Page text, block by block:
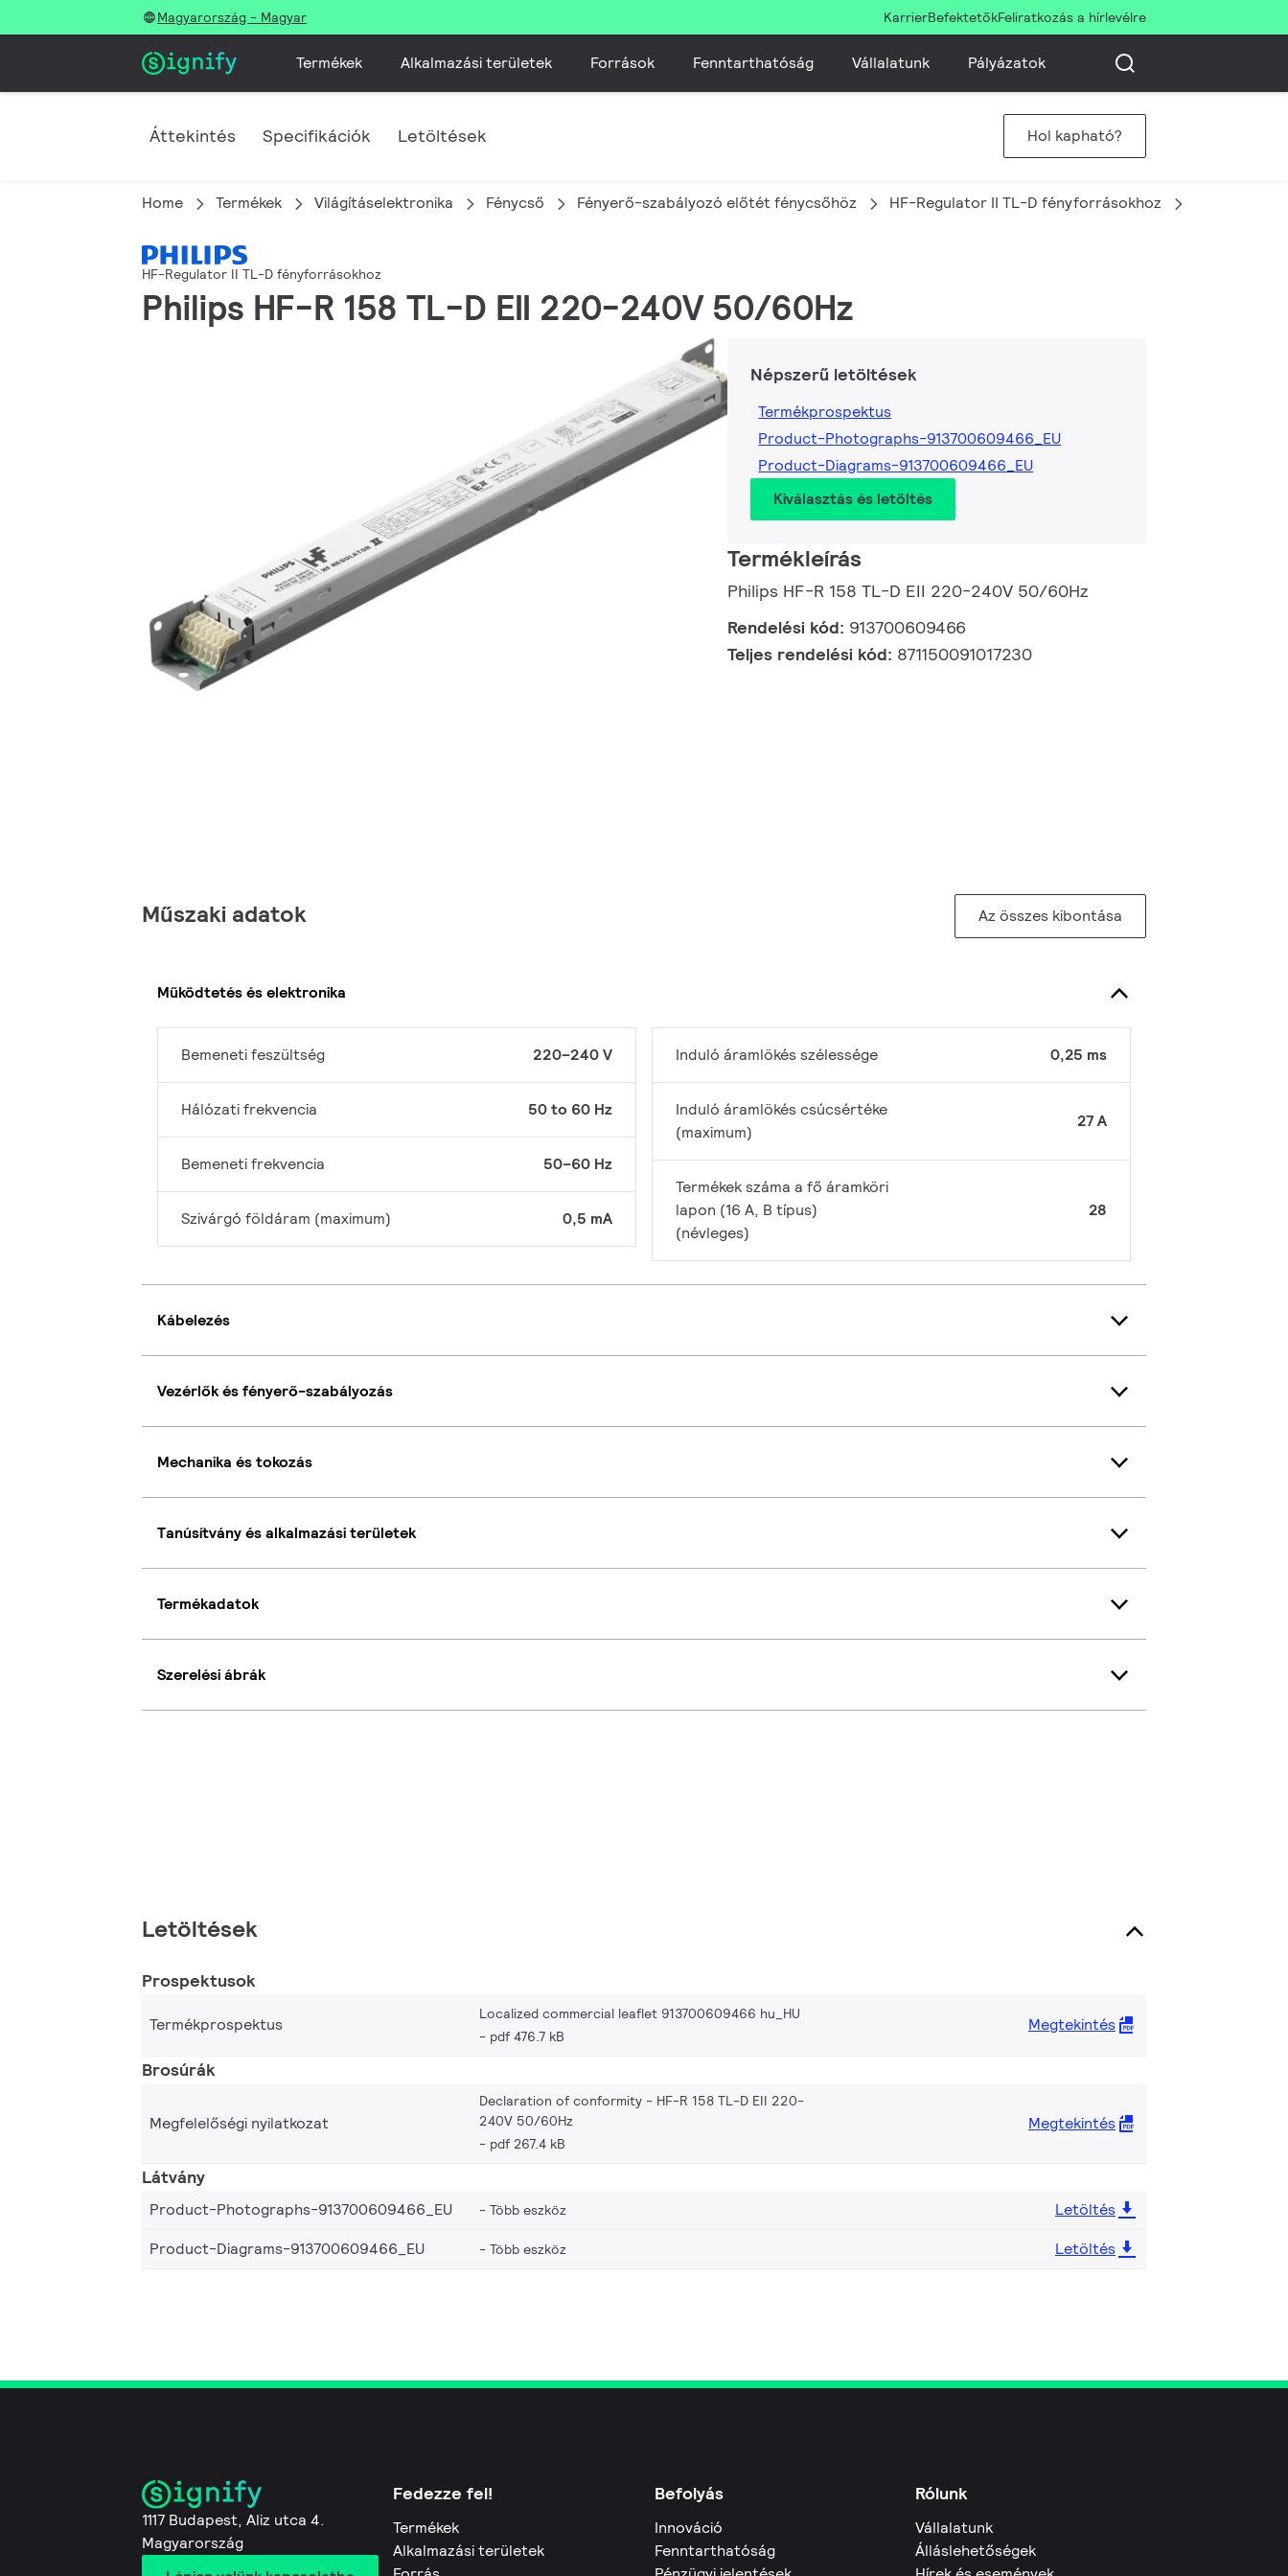
Magyarország - Magyar KarrierBefektetőkFeliratkozás a hírlevélre
Termékek Alkalmazási területek Források Fenntarthatóság Vállalatunk Pályázatok
Áttekintés Specifikációk Letöltések Hol kapható?
Home Termékek Világításelektronika Fénycső Fényerő-szabályozó előtét fénycsőhöz HF-Regulator II TL-D fényforrásokhoz
HF-Regulator II TL-D fényforrásokhoz
Philips HF-R 158 TL-D EII 220-240V 50/60Hz
Népszerű letöltések
Termékprospektus
Product-Photographs-913700609466_EU
Product-Diagrams-913700609466_EU
Kiválasztás és letöltés
Termékleírás
Philips HF-R 158 TL-D EII 220-240V 50/60Hz
Rendelési kód: 913700609466
Teljes rendelési kód: 871150091017230
Műszaki adatok Az összes kibontása
Működtetés és elektronika
Bemeneti feszültség 220–240 V
Hálózati frekvencia 50 to 60 Hz
Bemeneti frekvencia 50–60 Hz
Szivárgó földáram (maximum) 0,5 mA
Induló áramlökés szélessége 0,25 ms
Induló áramlökés csúcsértéke
(maximum)
27 A
Termékek száma a fő áramköri
lapon (16 A, B típus)
(névleges)
28
Kábelezés
Vezérlők és fényerő-szabályozás
Mechanika és tokozás
Tanúsítvány és alkalmazási területek
Termékadatok
Szerelési ábrák
Letöltések
Prospektusok
Termékprospektus
Localized commercial leaflet 913700609466 hu_HU
pdf 476.7 kB
Megtekintés
Brosúrák
Megfelelőségi nyilatkozat
Declaration of conformity - HF-R 158 TL-D EII 220-
240V 50/60Hz
pdf 267.4 kB
Megtekintés
Látvány
Product-Photographs-913700609466_EU Több eszköz
Letöltés
Product-Diagrams-913700609466_EU
Több eszköz Letöltés
1117 Budapest, Aliz utca 4.
Magyarország
Fedezze fel!
Termékek
Alkalmazási területek
Befolyás
Innováció
Fenntarthatóság
Rólunk
Vállalatunk
Álláslehetőségek